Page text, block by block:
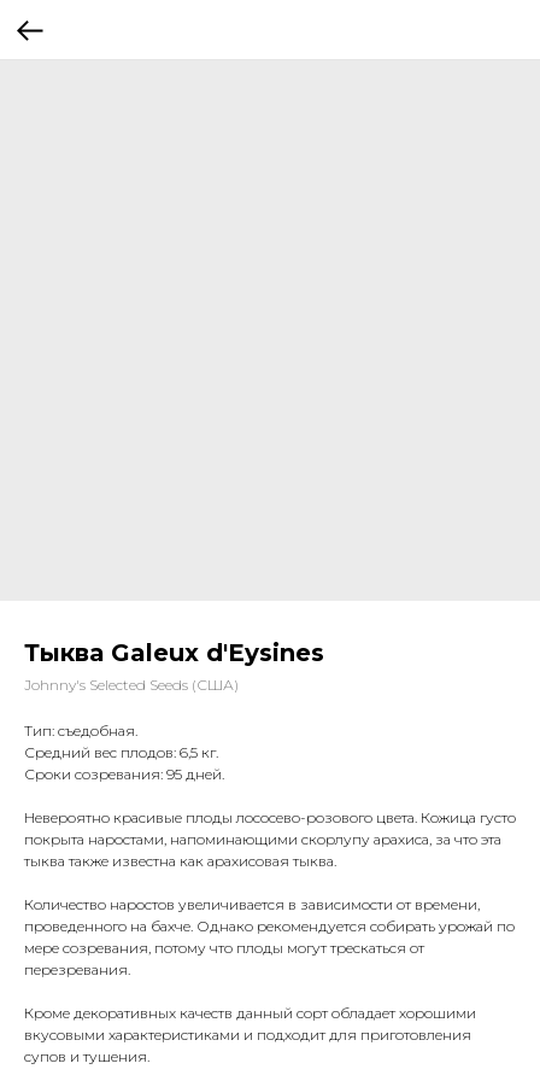
Тыква Galeux d'Eysines
Johnny's Selected Seeds (США)
Тип: съедобная.
Средний вес плодов: 6,5 кг.
Сроки созревания: 95 дней.
Невероятно красивые плоды лососево-розового цвета. Кожица густо
покрыта наростами, напоминающими скорлупу арахиса, за что эта
тыква также известна как арахисовая тыква.
Количество наростов увеличивается в зависимости от времени,
проведенного на бахче. Однако рекомендуется собирать урожай по
мере созревания, потому что плоды могут трескаться от
перезревания.
Кроме декоративных качеств данный сорт обладает хорошими
вкусовыми характеристиками и подходит для приготовления
супов и тушения.